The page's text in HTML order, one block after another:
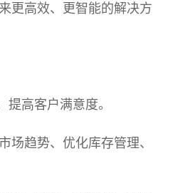
更高效、更智能的解决方
高客户满意度。
场趋势、优化库存管理、